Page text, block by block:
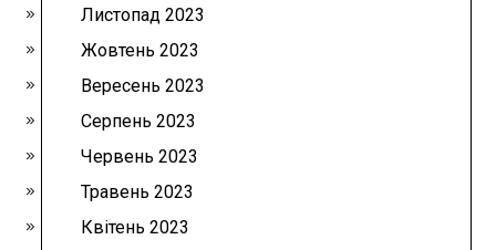
Листопад 2023
Жовтень 2023
Вересень 2023
Серпень 2023
Червень 2023
Травень 2023
Квітень 2023